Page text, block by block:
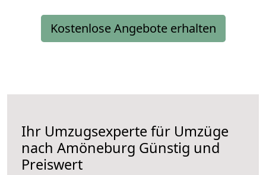
Kostenlose Angebote erhalten
Ihr Umzugsexperte für Umzüge
nach Amöneburg Günstig und
Preiswert